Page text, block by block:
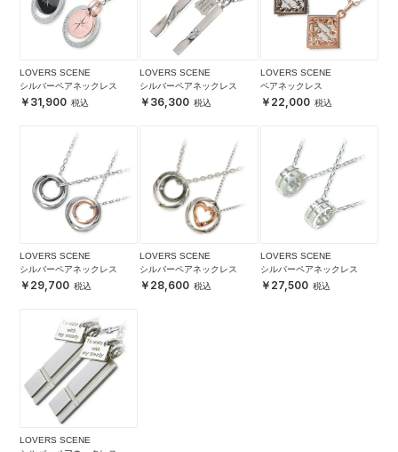
LOVERS SCENE
シルバーペアネックレス
31,900
LOVERS SCENE
シルバーペアネックレス
36,300
LOVERS SCENE
ペアネックレス
22,000
LOVERS SCENE
シルバーペアネックレス
29,700
LOVERS SCENE
シルバーペアネックレス
28,600
LOVERS SCENE
シルバーペアネックレス
27,500
LOVERS SCENE